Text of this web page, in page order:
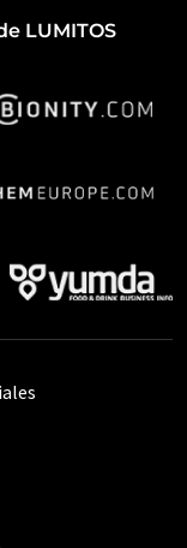
LUMITOS